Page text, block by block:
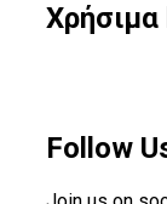
Χρήσιμα
Follow